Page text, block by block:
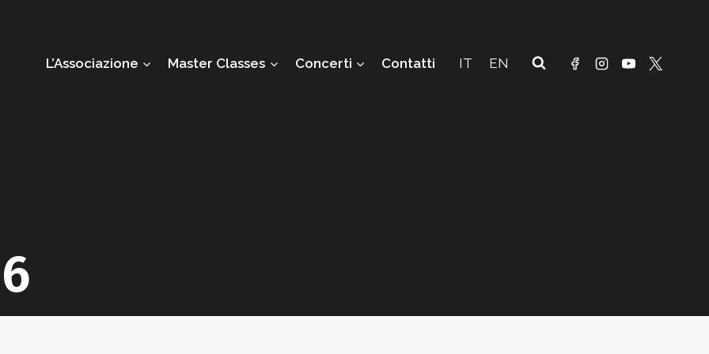
L’Associazione Master Classes Concerti Contatti IT EN